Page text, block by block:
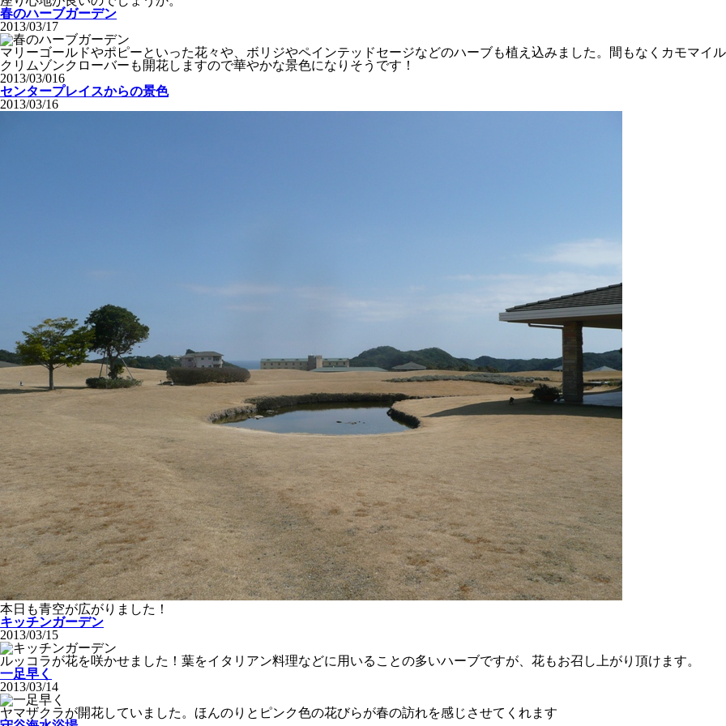
春のハーブガーデン
2013/03/17
マリーゴールドやポピーといった花々や、ボリジやペインテッドセージなどのハーブも植え込みました。間もなくカモマイ
クリムゾンクローバーも開花しますので華やかな景色になりそうです！
2013/03/016
センタープレイスからの景色
2013/03/16
本日も青空が広がりました！
キッチンガーデン
2013/03/15
ルッコラが花を咲かせました！葉をイタリアン料理などに用いることの多いハーブですが、花もお召し上がり頂けます。
一足早く
2013/03/14
ヤマザクラが開花していました。ほんのりとピンク色の花びらが春の訪れを感じさせてくれます